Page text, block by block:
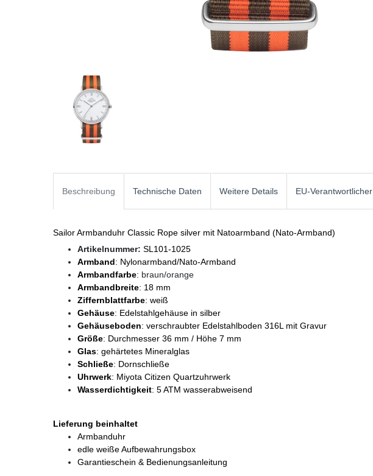
Beschreibung Technische Daten Weitere Details EU-Verantwortlicher
Sailor Armbanduhr Classic Rope silver mit Natoarmband (Nato-Armband)
Artikelnummer: SL101-1025
Armband: Nylonarmband/Nato-Armband
Armbandfarbe: braun/orange
Armbandbreite: 18 mm
Ziffernblattfarbe: weiß
Gehäuse: Edelstahlgehäuse in silber
Gehäuseboden: verschraubter Edelstahlboden 316L mit Gravur
Größe: Durchmesser 36 mm / Höhe 7 mm
Glas: gehärtetes Mineralglas
Schließe: Dornschließe
Uhrwerk: Miyota Citizen Quartzuhrwerk
Wasserdichtigkeit: 5 ATM wasserabweisend
Lieferung beinhaltet
Armbanduhr
edle weiße Aufbewahrungsbox
Garantieschein & Bedienungsanleitung